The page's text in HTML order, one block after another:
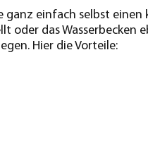
einfach selbst einen
oder das Wasserbecken
Hier die Vorteile: